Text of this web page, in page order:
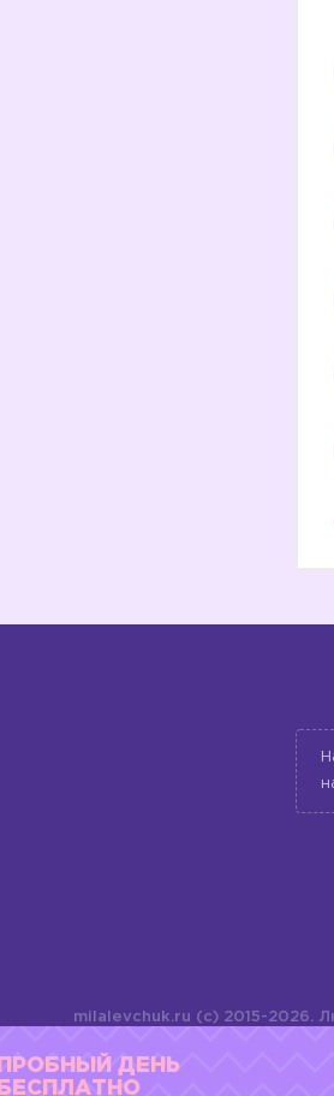
milalevchuk.ru (c) 2015-2026.
материалов или подборки
оформления допускается
ПРОБНЫЙ ДЕНЬ
БЕСПЛАТНО